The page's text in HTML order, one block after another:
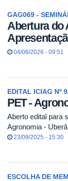
GAG069 -
Abertura do
04/08/2026 - 09:51
EDITAL ICIAG Nº
PET -
Aberto edital para
Agronomia -
23/09/2025 - 15:30
ESCOLHA DE